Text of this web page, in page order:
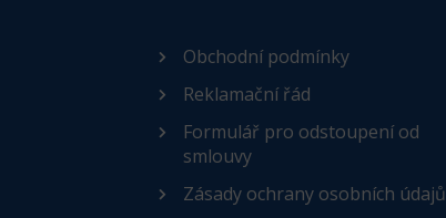
Obchodní podmínky
Reklamační řád
Formulář pro odstoupení od
smlouvy
Zásady ochrany osobních údajů